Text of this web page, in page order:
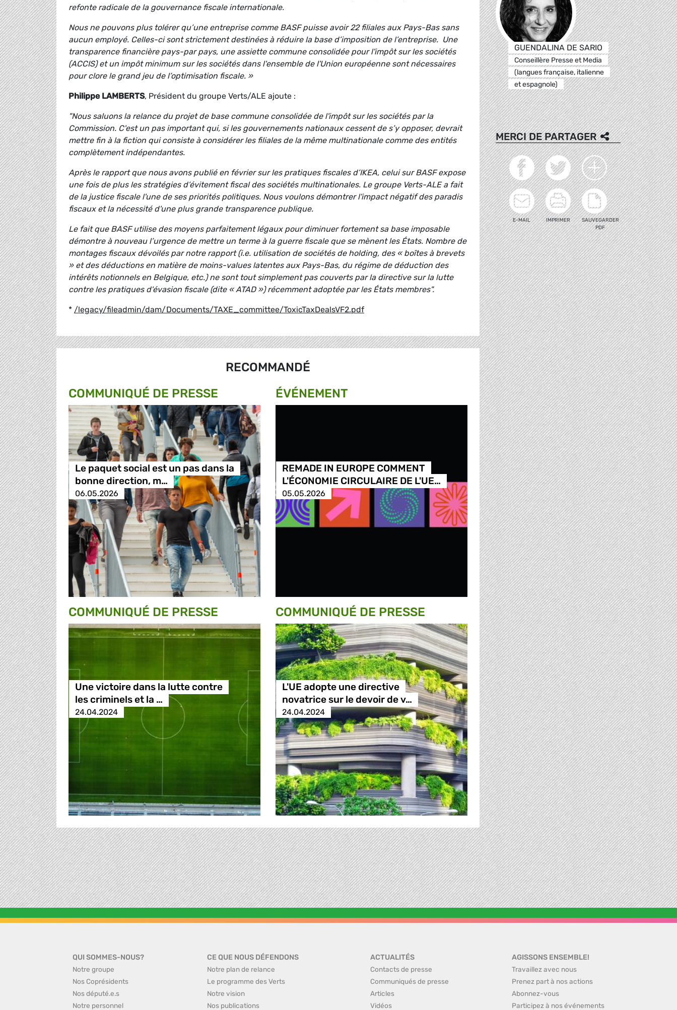
refonte radicale de la gouvernance fiscale internationale.
Nous ne pouvons plus tolérer qu’une entreprise comme BASF puisse avoir 22 filiales aux Pays-Bas sans
aucun employé. Celles-ci sont strictement destinées à réduire la base d’imposition de l’entreprise. Une
transparence financière pays-par pays, une assiette commune consolidée pour l'impôt sur les sociétés
(ACCIS) et un impôt minimum sur les sociétés dans l'ensemble de l'Union européenne sont nécessaires
pour clore le grand jeu de l’optimisation fiscale. »
Philippe LAMBERTS, Président du groupe Verts/ALE ajoute :
"Nous saluons la relance du projet de base commune consolidée de l'impôt sur les sociétés par la
Commission. C'est un pas important qui, si les gouvernements nationaux cessent de s’y opposer, devrait
mettre fin à la fiction qui consiste à considérer les filiales de la même multinationale comme des entités
complètement indépendantes.
Après le rapport que nous avons publié en février sur les pratiques fiscales d’IKEA, celui sur BASF expose
une fois de plus les stratégies d’évitement fiscal des sociétés multinationales. Le groupe Verts-ALE a fait
de la justice fiscale l'une de ses priorités politiques. Nous voulons démontrer l'impact négatif des paradis
fiscaux et la nécessité d'une plus grande transparence publique.
Le fait que BASF utilise des moyens parfaitement légaux pour diminuer fortement sa base imposable
démontre à nouveau l’urgence de mettre un terme à la guerre fiscale que se mènent les États. Nombre de
montages fiscaux dévoilés par notre rapport (i.e. utilisation de sociétés de holding, des « boîtes à brevets
» et des déductions en matière de moins-values latentes aux Pays-Bas, du régime de déduction des
intérêts notionnels en Belgique, etc.) ne sont tout simplement pas couverts par la directive sur la lutte
contre les pratiques d'évasion fiscale (dite « ATAD ») récemment adoptée par les États membres".
* /legacy/fileadmin/dam/Documents/TAXE_committee/ToxicTaxDealsVF2.pdf
RECOMMANDÉ
COMMUNIQUÉ DE PRESSE
Le paquet social est un pas dans la
bonne direction, m…
06.05.2026
ÉVÉNEMENT
REMADE IN EUROPE COMMENT
L'ÉCONOMIE CIRCULAIRE DE L'UE…
05.05.2026
COMMUNIQUÉ DE PRESSE
Une victoire dans la lutte contre
les criminels et la …
24.04.2024
COMMUNIQUÉ DE PRESSE
L'UE adopte une directive
novatrice sur le devoir de v…
24.04.2024
GUENDALINA DE SARIO
Conseillère Presse et Media
(langues française, italienne
et espagnole)
MERCI DE PARTAGER
E-MAIL IMPRIMER
SAUVEGARDER
PDF
QUI SOMMES-NOUS?
Notre groupe
Nos Coprésidents
Nos député.e.s
Notre personnel
CE QUE NOUS DÉFENDONS
Notre plan de relance
Le programme des Verts
Notre vision
Nos publications
ACTUALITÉS
Contacts de presse
Communiqués de presse
Articles
Vidéos
AGISSONS ENSEMBLE!
Travaillez avec nous
Prenez part à nos actions
Abonnez-vous
Participez à nos événements